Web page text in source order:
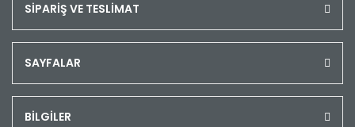
SİPARİŞ VE TESLİMAT
SAYFALAR
BİLGİLER